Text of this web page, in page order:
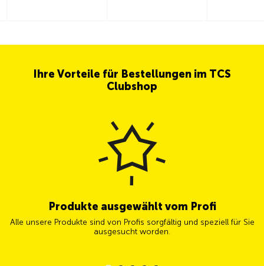
Ihre Vorteile für Bestellungen im TCS
Clubshop
Produkte ausgewählt vom Profi
Alle unsere Produkte sind von Profis sorgfältig und speziell für Sie
ausgesucht worden.